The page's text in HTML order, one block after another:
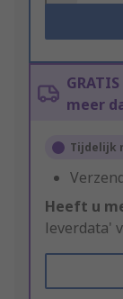
meer
Tijdelijk
Heeft u
leverdata'